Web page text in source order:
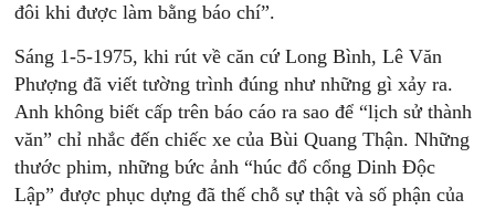
đôi khi được làm bằng báo chí”.
Sáng 1-5-1975, khi rút về căn cứ Long Bình, Lê Văn
Phượng đã viết tường trình đúng như những gì xảy ra.
Anh không biết cấp trên báo cáo ra sao để “lịch sử thành
văn” chỉ nhắc đến chiếc xe của Bùi Quang Thận. Những
thước phim, những bức ảnh “húc đổ cổng Dinh Độc
Lập” được phục dựng đã thế chỗ sự thật và số phận của